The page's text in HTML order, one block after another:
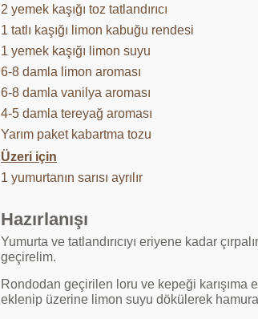
2 yemek kaşığı toz tatlandırıcı
1 tatlı kaşığı limon kabuğu rendesi
1 yemek kaşığı limon suyu
6-8 damla limon aroması
6-8 damla vanilya aroması
4-5 damla tereyağ aroması
Yarım paket kabartma tozu
Üzeri için
1 yumurtanın sarısı ayrılır
Hazırlanışı
Yumurta ve tatlandırıcıyı eriyene kadar
geçirelim.
Rondodan geçirilen loru ve kepeği
eklenip üzerine limon suyu dökülerek